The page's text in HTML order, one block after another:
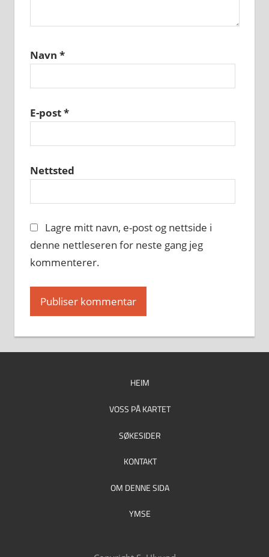
Navn *
E-post*
Nettsted
Lagre mitt navn, e-post og nettside i
denne nettleseren for neste gang jeg
kommenterer.
HEIM
VOSS PÅ KARTET
SØKESIDER
KONTAKT
OM DENNE SIDA
YMSE